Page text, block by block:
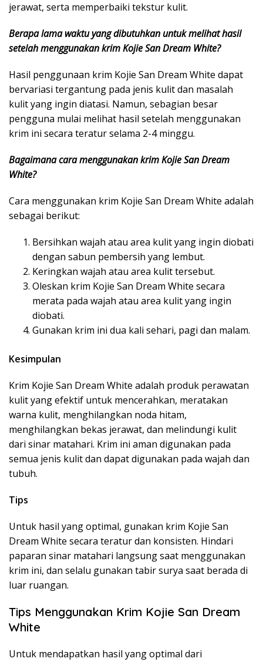
jerawat, serta memperbaiki tekstur kulit.
Berapa lama waktu yang dibutuhkan untuk melihat hasil
setelah menggunakan krim Kojie San Dream White?
Hasil penggunaan krim Kojie San Dream White dapat
bervariasi tergantung pada jenis kulit dan masalah
kulit yang ingin diatasi. Namun, sebagian besar
pengguna mulai melihat hasil setelah menggunakan
krim ini secara teratur selama 2-4 minggu.
Bagaimana cara menggunakan krim Kojie San Dream
White?
Cara menggunakan krim Kojie San Dream White adalah
sebagai berikut:
Bersihkan wajah atau area kulit yang ingin diobati
dengan sabun pembersih yang lembut.
Keringkan wajah atau area kulit tersebut.
Oleskan krim Kojie San Dream White secara
merata pada wajah atau area kulit yang ingin
diobati.
Gunakan krim ini dua kali sehari, pagi dan malam.
Kesimpulan
Krim Kojie San Dream White adalah produk perawatan
kulit yang efektif untuk mencerahkan, meratakan
warna kulit, menghilangkan noda hitam,
menghilangkan bekas jerawat, dan melindungi kulit
dari sinar matahari. Krim ini aman digunakan pada
semua jenis kulit dan dapat digunakan pada wajah dan
tubuh.
Tips
Untuk hasil yang optimal, gunakan krim Kojie San
Dream White secara teratur dan konsisten. Hindari
paparan sinar matahari langsung saat menggunakan
krim ini, dan selalu gunakan tabir surya saat berada di
luar ruangan.
Tips Menggunakan Krim Kojie San Dream
White
Untuk mendapatkan hasil yang optimal dari